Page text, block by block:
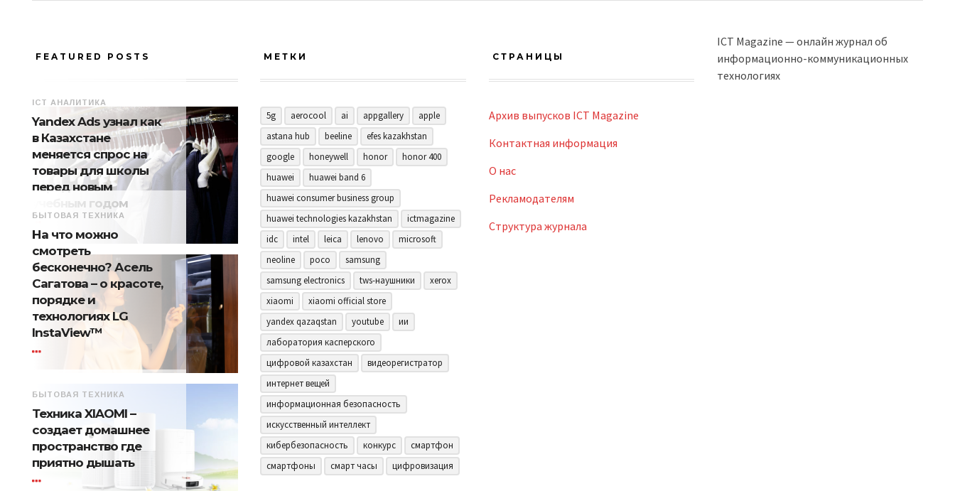
FEATURED POSTS
ICT АНАЛИТИКА
Yandex Ads узнал как
в Казахстане
меняется спрос на
товары для школы
перед новым
учебным годом
БЫТОВАЯ ТЕХНИКА
На что можно
смотреть
бесконечно? Асель
Сагатова – о красоте,
порядке и
технологиях LG
InstaView™
БЫТОВАЯ ТЕХНИКА
Техника XIAOMI –
создает домашнее
пространство где
приятно дышать
МЕТКИ
5g aerocool ai appgallery
apple
astana hub
beeline
efes kazakhstan
google
honeywell honor
honor 400
huawei
huawei band 6
huawei consumer business group
huawei technologies kazakhstan
ictmagazine
idc
intel leica lenovo
microsoft
neoline
poco
samsung
samsung electronics
tws-наушники
xerox
xiaomi
xiaomi official store
yandex qazaqstan
youtube
ии
лаборатория касперского
цифровой казахстан
видеорегистратор
интернет вещей
информационная безопасность
искусственный интеллект
кибербезопасность
конкурс
смартфон
смартфоны
смарт часы цифровизация
СТРАНИЦЫ
Архив выпусков ICT Magazine
Контактная информация
О нас
Рекламодателям
Структура журнала
ICT Magazine — онлайн журнал об
информационно-коммуникационных
технологиях